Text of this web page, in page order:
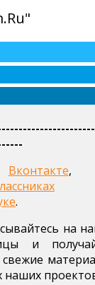
Вконтакте,
.
на
и
наших